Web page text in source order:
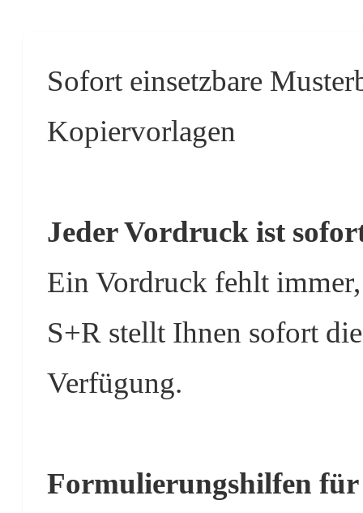
Sofort einsetzbare
Kopiervorlagen
Jeder Vordruck ist
Ein Vordruck fehlt
S+R stellt Ihnen sofort
Verfügung.
Formulierungshilfen für